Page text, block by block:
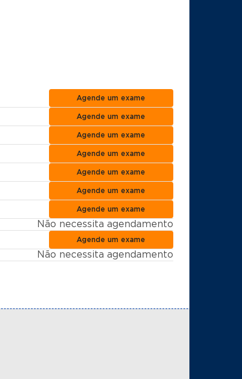
Agende um exame
Agende um exame
Agende um exame
Agende um exame
Agende um exame
Agende um exame
Agende um exame
Não necessita agendamento
Agende um exame
Não necessita agendamento